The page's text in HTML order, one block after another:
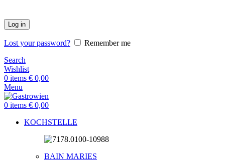
Log in
Lost your password?
Remember me
Search
Wishlist
0 items € 0,00
Menu
0 items € 0,00
KOCHSTELLE
BAIN MARIES